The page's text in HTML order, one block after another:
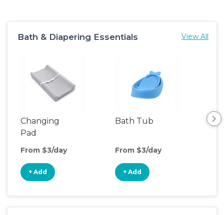
Bath & Diapering Essentials View All
Changing
Pad
From $3/day
+ Add
Bath Tub
From $3/day
+ Add